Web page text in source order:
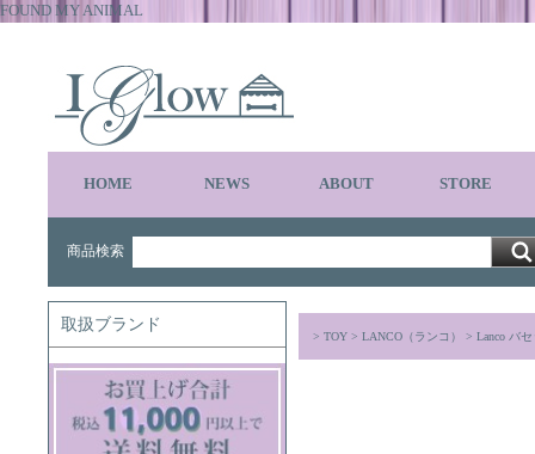
FOUND MY ANIMAL
HOME NEWS ABOUT STORE
商品検索
取扱ブランド
> TOY > LANCO（ランコ） > Lanco バ